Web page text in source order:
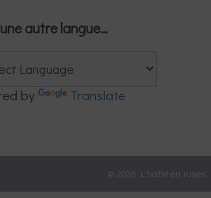
autre langue…
by Translate
© 2026 L'habit en roses